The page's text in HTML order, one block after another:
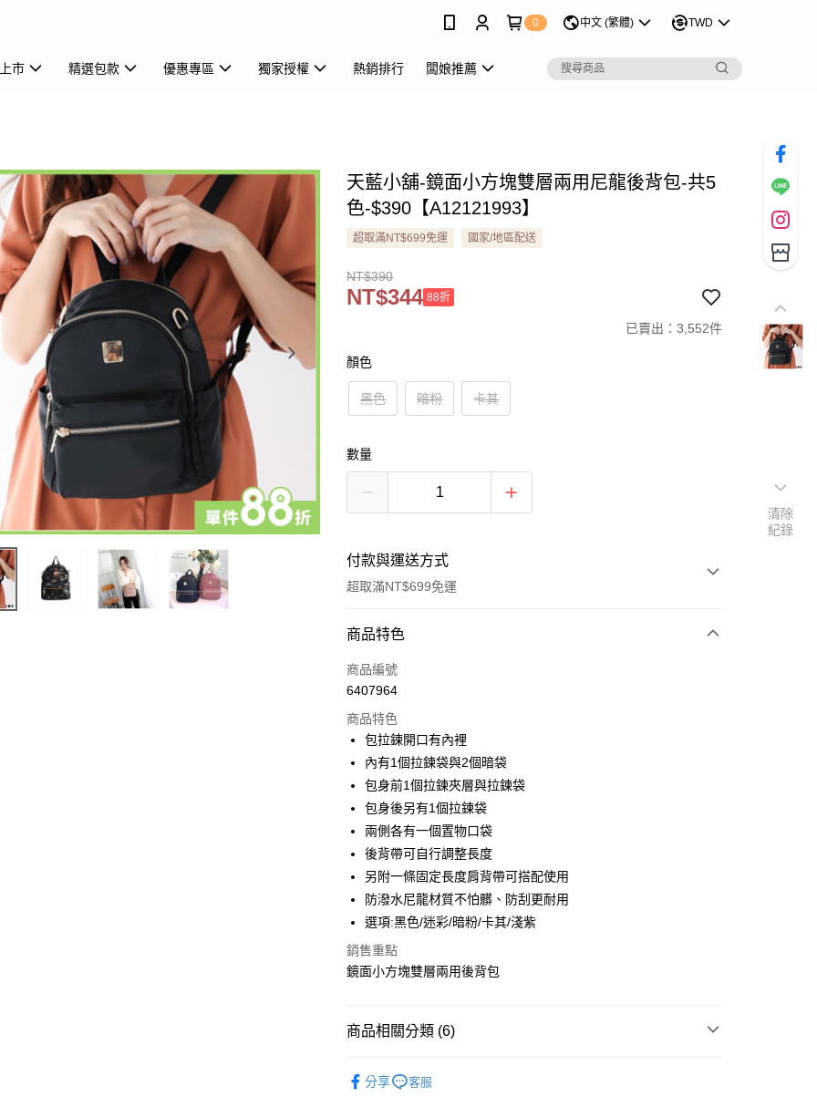
0 中文 (繁體) TWD
市 精選包款 優惠專區 獨家授權 熱銷排行 闆娘推薦
天藍小舖-鏡面小方塊雙層兩用尼龍後背包-共5
色-$390【A12121993】
超取滿NT$699免運 國家/地區配送
NT$390
NT$344 88折
已賣出：3,552件
顏色
黑色 暗粉 卡其
數量
付款與運送方式
超取滿NT$699免運
付款方式
信用卡一次付款
LINE Pay
Apple Pay
街口支付
悠遊付
Google Pay
大哥付你分期
相關說明
【大哥付你分期使用說明】
1.本服務由台灣大哥大提供，台灣大哥大用戶可立即使用無須另外申請。
2.付款方式選擇「大哥付你分期」，訂單成立後會自動跳轉到大哥付的交易
3.實際核准額度、可分期數及費用金額請依後續交易確認頁面所載為準。
4.訂單成立30分鐘內，如未前往確認交易或遇審核未通過，訂單將自動取
無法說明評估內容。
【繳款方式說明】
ATM付款
每筆NT$80，滿NT$699(含以上)免運費
商品特色
商品編號
6407964
商品特色
包拉鍊開口有內裡
內有1個拉鍊袋與2個暗袋
包身前1個拉鍊夾層與拉鍊袋
包身後另有1個拉鍊袋
兩側各有一個置物口袋
後背帶可自行調整長度
另附一條固定長度肩背帶可搭配使用
防潑水尼龍材質不怕髒、防刮更耐用
選項:黑色/迷彩/暗粉/卡其/淺紫
銷售重點
鏡面小方塊雙層兩用後背包
商品相關分類 (6)
分享 客服
清除
紀錄